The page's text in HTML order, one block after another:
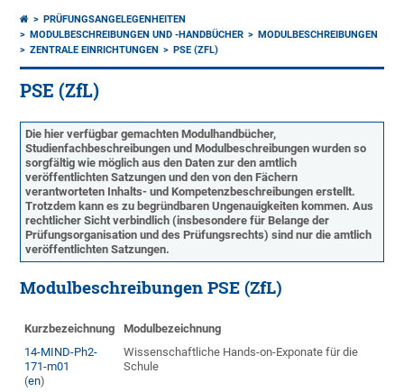
PRÜFUNGSANGELEGENHEITEN
MODULBESCHREIBUNGEN UND -HANDBÜCHER
MODULBESCHREIBUNGEN
ZENTRALE EINRICHTUNGEN
PSE (ZFL)
PSE (ZfL)
Die hier verfügbar gemachten Modulhandbücher,
Studienfachbeschreibungen und Modulbeschreibungen wurden so
sorgfältig wie möglich aus den Daten zur den amtlich
veröffentlichten Satzungen und den von den Fächern
verantworteten Inhalts- und Kompetenzbeschreibungen erstellt.
Trotzdem kann es zu begründbaren Ungenauigkeiten kommen. Aus
rechtlicher Sicht verbindlich (insbesondere für Belange der
Prüfungsorganisation und des Prüfungsrechts) sind nur die amtlich
veröffentlichten Satzungen.
Modulbeschreibungen PSE (ZfL)
Kurzbezeichnung
Modulbezeichnung
14-MIND-Ph2-
171-m01
(en)
Wissenschaftliche Hands-on-Exponate für die
Schule